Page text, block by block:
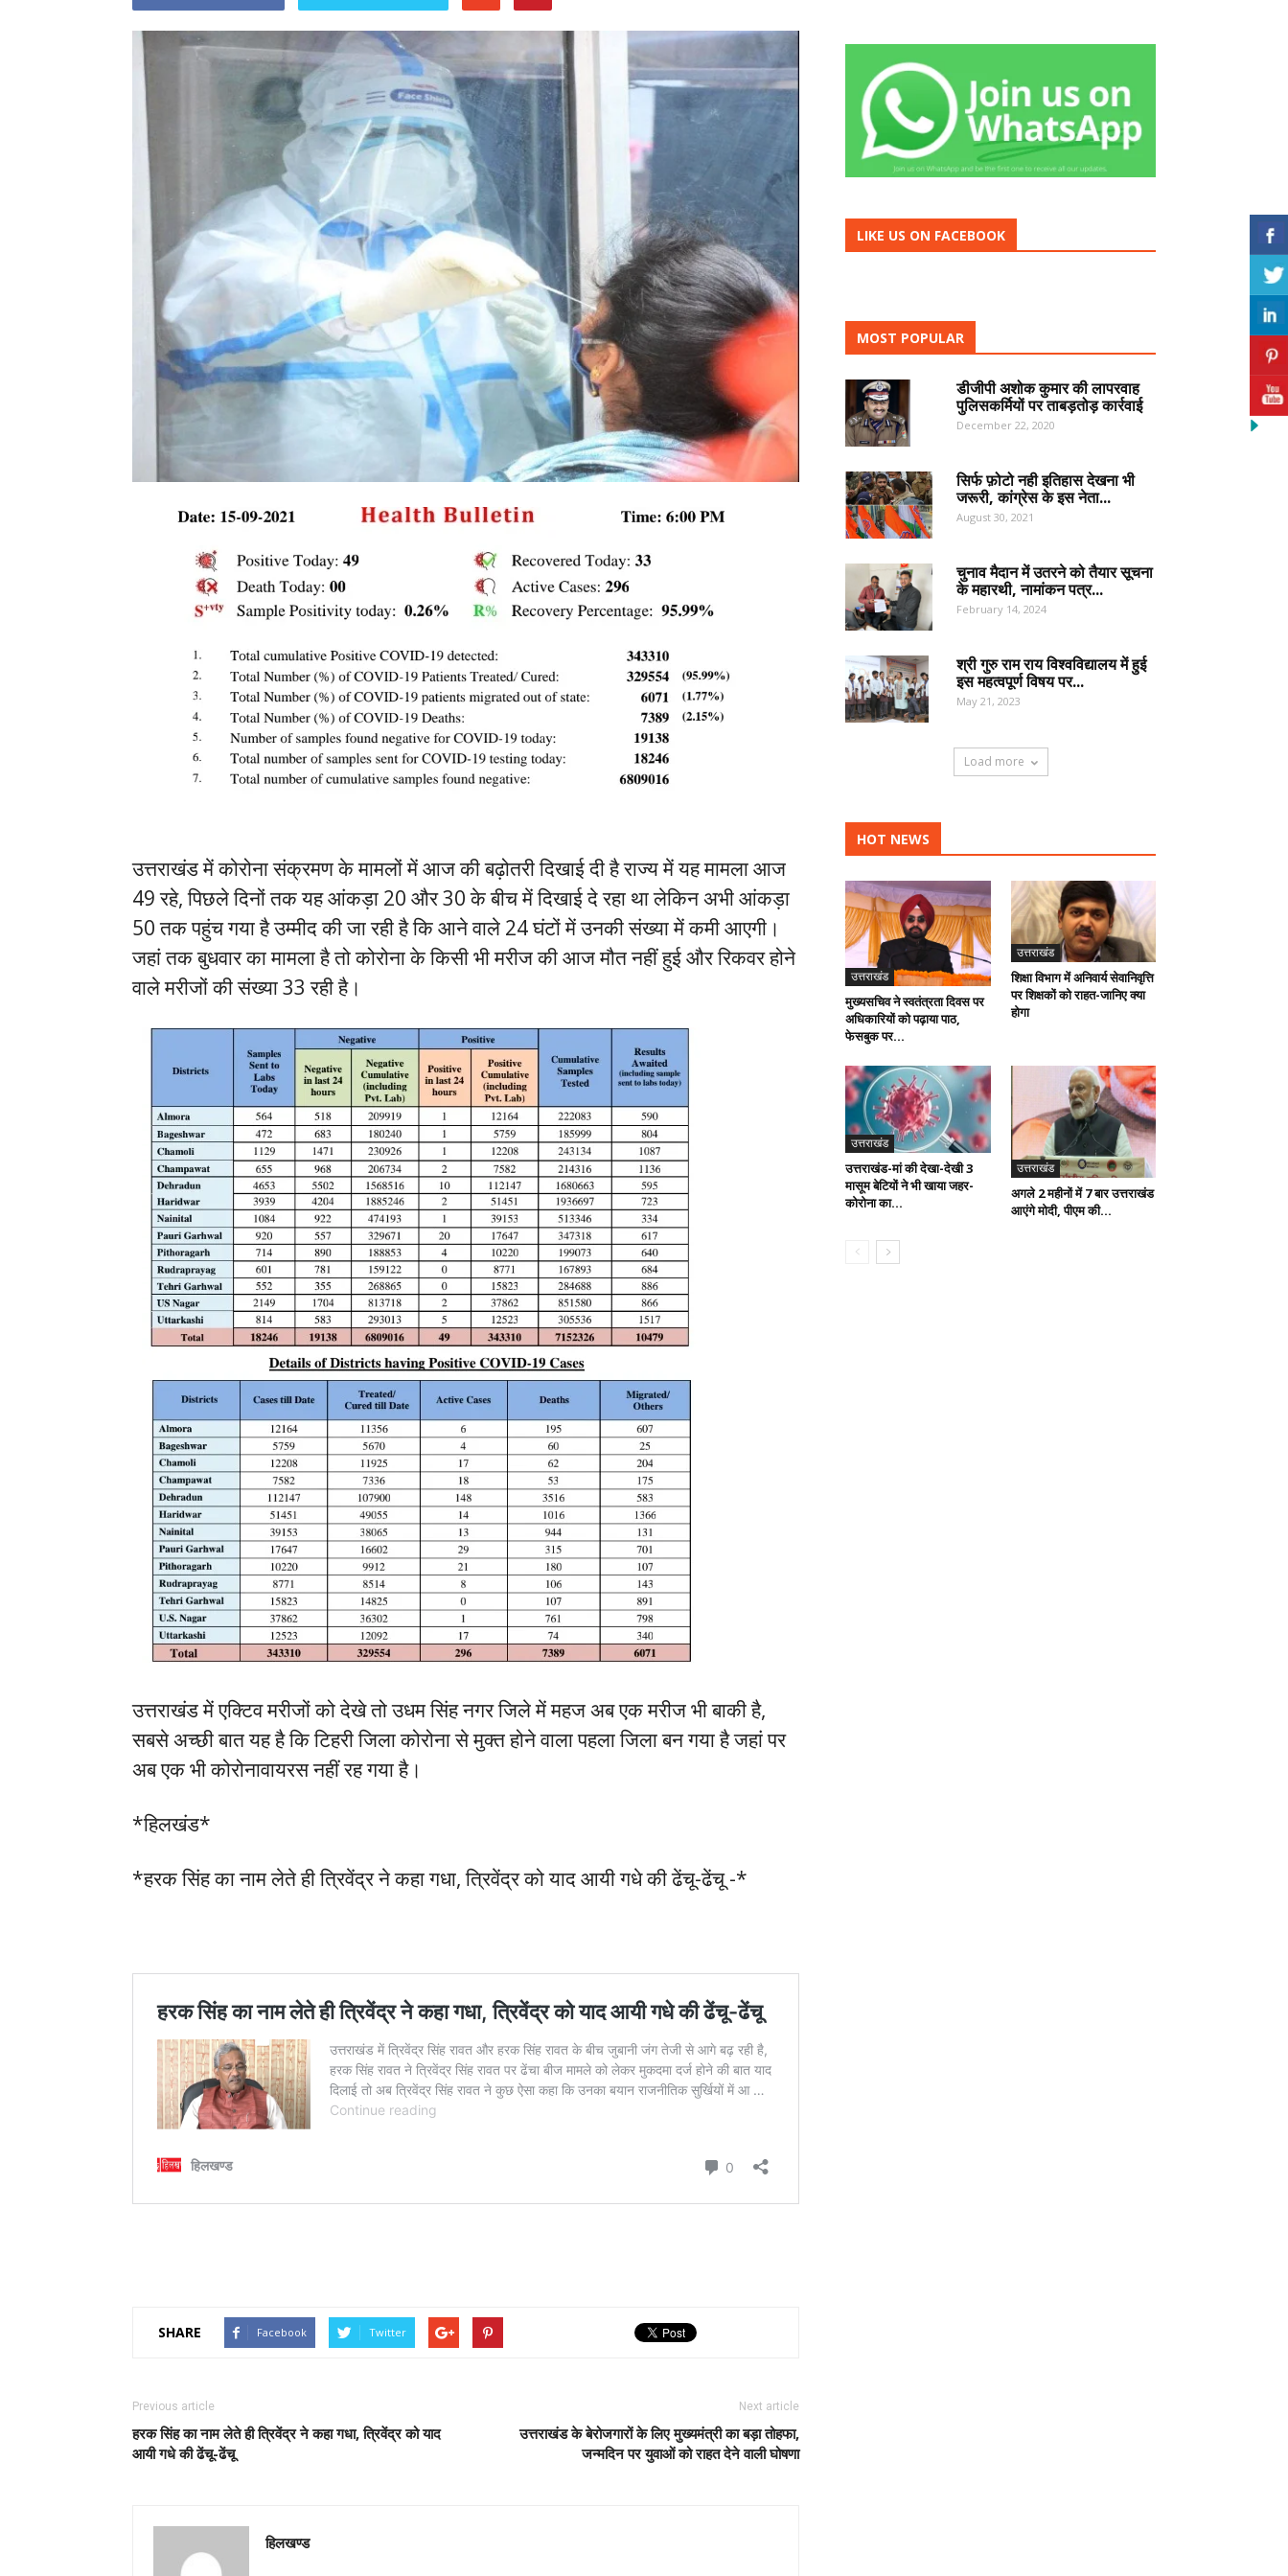
उत्तराखंड में कोरोना संक्रमण के मामलों में आज की बढ़ोतरी दिखाई दी है राज्य में यह मामला आज
49 रहे, पिछले दिनों तक यह आंकड़ा 20 और 30 के बीच में दिखाई दे रहा था लेकिन अभी आंकड़ा
50 तक पहुंच गया है उम्मीद की जा रही है कि आने वाले 24 घंटों में उनकी संख्या में कमी आएगी।
जहां तक बुधवार का मामला है तो कोरोना के किसी भी मरीज की आज मौत नहीं हुई और रिकवर होने
वाले मरीजों की संख्या 33 रही है।
उत्तराखंड में एक्टिव मरीजों को देखे तो उधम सिंह नगर जिले में महज अब एक मरीज भी बाकी है,
सबसे अच्छी बात यह है कि टिहरी जिला कोरोना से मुक्त होने वाला पहला जिला बन गया है जहां पर
अब एक भी कोरोनावायरस नहीं रह गया है।
*हिलखंड*
*हरक सिंह का नाम लेते ही त्रिवेंद्र ने कहा गधा, त्रिवेंद्र को याद आयी गधे की ढेंचू-ढेंचू -*
SHARE Facebook Twitter
Previous article
हरक सिंह का नाम लेते ही त्रिवेंद्र ने कहा गधा, त्रिवेंद्र को याद
आयी गधे की ढेंचू-ढेंचू
Next article
उत्तराखंड के बेरोजगारों के लिए मुख्यमंत्री का बड़ा तोहफा,
जन्मदिन पर युवाओं को राहत देने वाली घोषणा
हिलखण्ड
LIKE US ON FACEBOOK
MOST POPULAR
डीजीपी अशोक कुमार की लापरवाह
पुलिसकर्मियों पर ताबड़तोड़ कार्रवाई
December 22, 2020
सिर्फ फ़ोटो नही इतिहास देखना भी
जरूरी, कांग्रेस के इस नेता...
August 30, 2021
चुनाव मैदान में उतरने को तैयार सूचना
के महारथी, नामांकन पत्र...
February 14, 2024
श्री गुरु राम राय विश्वविद्यालय में हुई
इस महत्वपूर्ण विषय पर...
May 21, 2023
Load more
HOT NEWS
उत्तराखंड
मुख्यसचिव ने स्वतंत्रता दिवस पर
अधिकारियों को पढ़ाया पाठ,
फेसबुक पर...
उत्तराखंड
शिक्षा विभाग में अनिवार्य सेवानिवृत्ति
पर शिक्षकों को राहत-जानिए क्या
होगा
उत्तराखंड
उत्तराखंड-मां की देखा-देखी 3
मासूम बेटियों ने भी खाया जहर-
कोरोना का...
उत्तराखंड
अगले 2 महीनों में 7 बार उत्तराखंड
आएंगे मोदी, पीएम की...